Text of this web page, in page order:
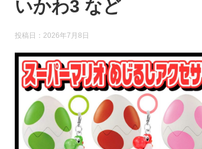
いかわ3 など
投稿日： 2026年7月8日